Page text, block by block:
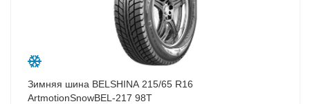
Зимняя шина BELSHINA 215/65 R16
ArtmotionSnowBEL-217 98T